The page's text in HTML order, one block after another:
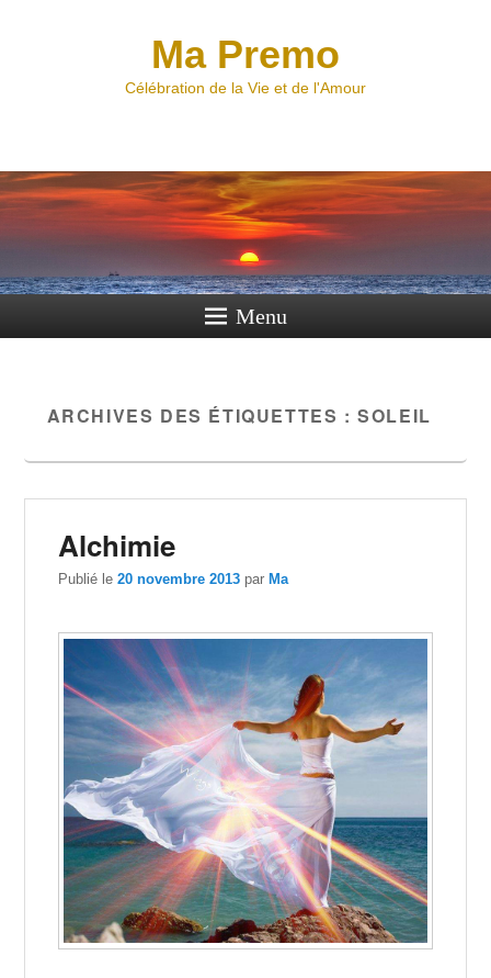
Ma Premo
Célébration de la Vie et de l'Amour
Menu
ARCHIVES DES ÉTIQUETTES :SOLEIL
Alchimie
Publié le20 novembre 2013 par Ma